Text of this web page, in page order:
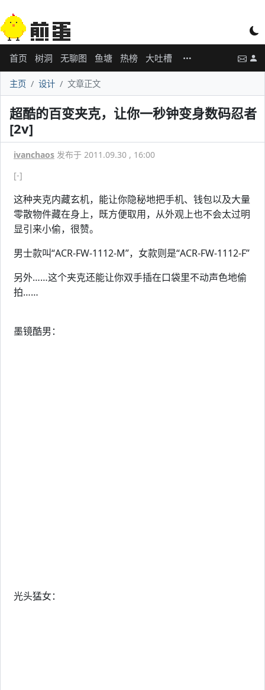
首页 树洞 无聊图 鱼塘 热榜 大吐槽
主页 设计 文章正文
超酷的百变夹克，让你一秒钟变身数码忍者
[2v]
ivanchaos 发布于 2011.09.30 , 16:00
[-]
这种夹克内藏玄机，能让你隐秘地把手机、钱包以及大量
零散物件藏在身上，既方便取用，从外观上也不会太过明
显引来小偷，很赞。
男士款叫“ACR-FW-1112-M”，女款则是“ACR-FW-1112-F”
另外……这个夹克还能让你双手插在口袋里不动声色地偷
拍……
墨镜酷男：
光头猛女：